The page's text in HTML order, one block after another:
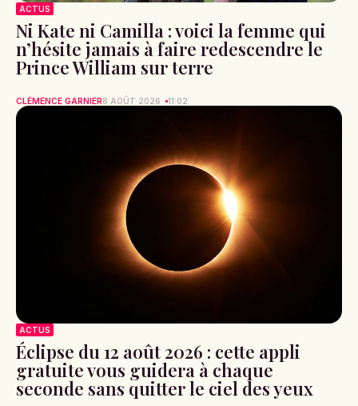
ACTUS
Ni Kate ni Camilla : voici la femme qui
n’hésite jamais à faire redescendre le
Prince William sur terre
CLÉMENCE GARNIER8 AOÛT 2026 11:02
ACTUS
Éclipse du 12 août 2026 : cette appli
gratuite vous guidera à chaque
seconde sans quitter le ciel des yeux